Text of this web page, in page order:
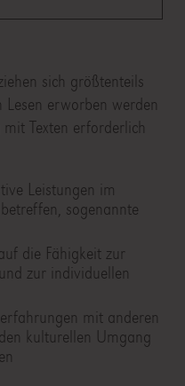
sich größtenteils
erworben werden
Texten erforderlich
Leistungen im
sogenannte
die Fähigkeit zur
zur individuellen
mit anderen
kulturellen Umgang